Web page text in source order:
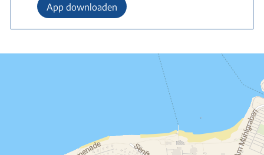
App downloaden